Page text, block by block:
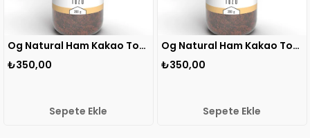
Og Natural Ham Kakao Tozu 200 gr 1 ADET
₺350,00
Sepete Ekle
Og Natural Ham Kakao Tozu 200 gr 1 ADET
₺350,00
Sepete Ekle